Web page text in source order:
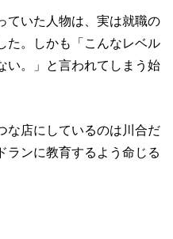
ていた人物は、実は就職の
た。しかも「こんなレベル
い。」と言われてしまう始
な店にしているのは川合だ
ランに教育するよう命じる